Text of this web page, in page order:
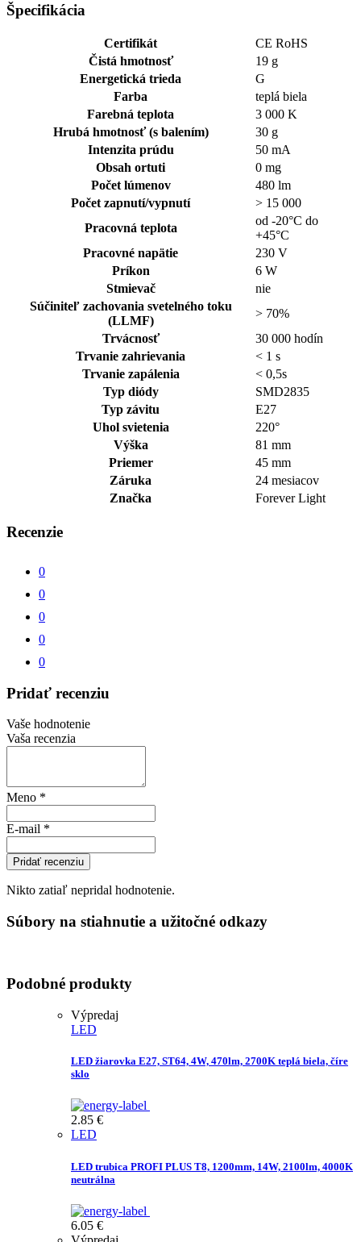
Špecifikácia
Certifikát
CE RoHS
Čistá hmotnosť
19 g
Energetická trieda
G
Farba
teplá biela
Farebná teplota
3 000 K
Hrubá hmotnosť (s balením)
30 g
Intenzita prúdu
50 mA
Obsah ortuti
0 mg
Počet lúmenov
480 lm
Počet zapnutí/vypnutí
> 15 000
Pracovná teplota
od -20°C do
+45°C
Pracovné napätie
230 V
Príkon
6 W
Stmievač
nie
Súčiniteľ zachovania svetelného toku
(LLMF)
> 70%
Trvácnosť
30 000 hodín
Trvanie zahrievania
< 1 s
Trvanie zapálenia
< 0,5s
Typ diódy
SMD2835
Typ závitu
E27
Uhol svietenia
220°
Výška
81 mm
Priemer
45 mm
Záruka
24 mesiacov
Značka
Forever Light
Recenzie
0
0
0
0
0
Pridať recenziu
Vaše hodnotenie
Vaša recenzia
Meno *
E-mail *
Pridať recenziu
Nikto zatiaľ nepridal hodnotenie.
Súbory na stiahnutie a užitočné odkazy
Podobné produkty
Výpredaj
LED
LED žiarovka E27, ST64, 4W, 470lm, 2700K teplá biela, číre
sklo
2.85 €
LED
LED trubica PROFI PLUS T8, 1200mm, 14W, 2100lm, 4000K
neutrálna
6.05 €